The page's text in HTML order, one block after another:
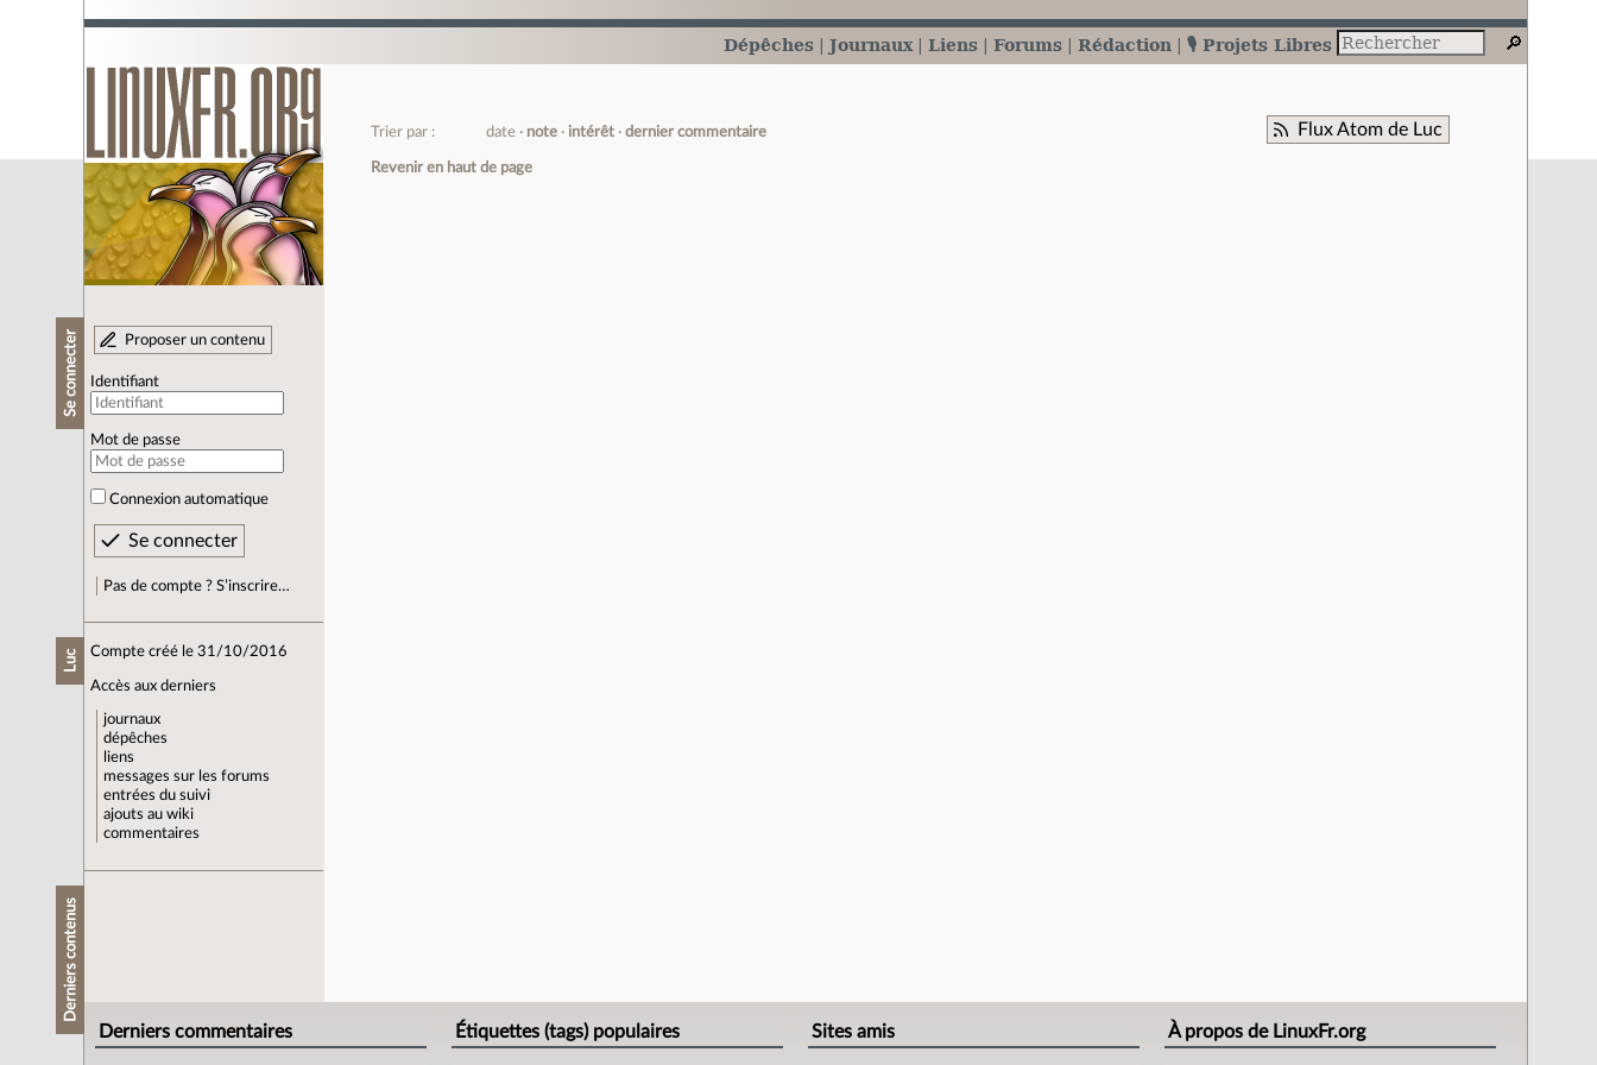
Dépêches Journaux Liens Forums Rédaction 🎙️ Projets Libres
Se connecter Proposer un contenu
Identifiant
Mot de passe
Connexion automatique
Pas de compte ? S’inscrire…
Luc Compte créé le 31/10/2016
Accès aux derniers
journaux
dépêches
liens
messages sur les forums
entrées du suivi
ajouts au wiki
commentaires
Derniers contenus
Flux Atom de Luc
Trier par : date note intérêt dernier commentaire
Revenir en haut de page
Derniers commentaires Étiquettes (tags) populaires Sites amis À propos de LinuxFr.org